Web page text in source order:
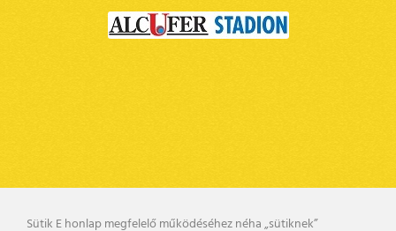
Sütik E honlap megfelelő működéséhez néha „sütiknek”